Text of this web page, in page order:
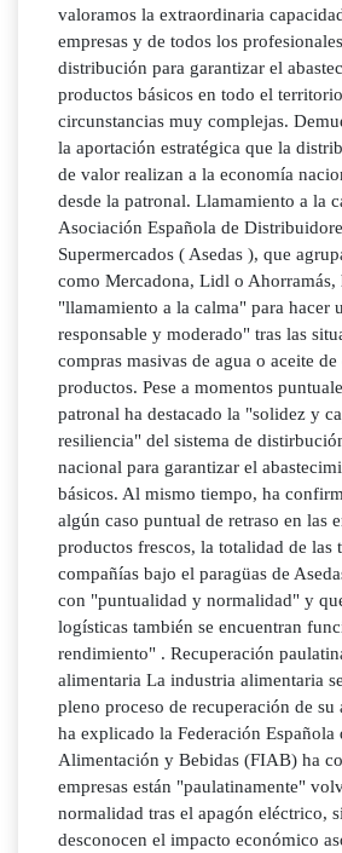
valoramos la extraordinaria
empresas y de todos los
distribución para garantizar el
productos básicos en todo el
circunstancias muy complejas.
la aportación estratégica que la
de valor realizan a la economía
desde la patronal. Llamamiento a la
Asociación Española de
Supermercados ( Asedas ), que
como Mercadona, Lidl o Ahorramás,
"llamamiento a la calma" para hacer
responsable y moderado" tras las
compras masivas de agua o aceite
productos. Pese a momentos
patronal ha destacado la "solidez y
resiliencia" del sistema de
nacional para garantizar el
básicos. Al mismo tiempo, ha
algún caso puntual de retraso en las
productos frescos, la totalidad de las
compañías bajo el paragüas de
con "puntualidad y normalidad" y
logísticas también se encuentran
rendimiento" . Recuperación
alimentaria La industria alimentaria
pleno proceso de recuperación de su
ha explicado la Federación Española
Alimentación y Bebidas (FIAB) ha
empresas están "paulatinamente"
normalidad tras el apagón eléctrico,
desconocen el impacto económico